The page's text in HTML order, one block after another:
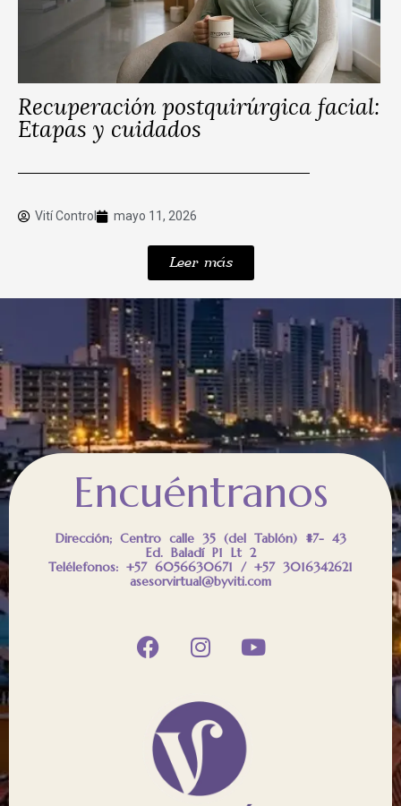
Recuperación postquirúrgica facial:
Etapas y cuidados
Vití Control mayo 11, 2026
Leer más
Encuéntranos
Dirección; Centro calle 35 (del Tablón) #7- 43
Ed. Baladí P1 Lt 2
Telélefonos: +57 6056630671 / +57 3016342621
asesorvirtual@byviti.com